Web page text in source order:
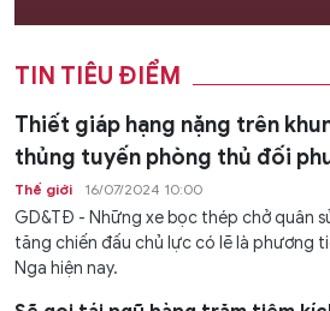
TIN TIÊU ĐIỂM
Thiết giáp hạng nặng trên
thủng tuyến phòng thủ đối
Thế giới 16/07/2024 10:00
GD&TĐ - Những xe bọc thép chở quân
tăng chiến đấu chủ lực có lẽ là phương
Nga hiện nay.